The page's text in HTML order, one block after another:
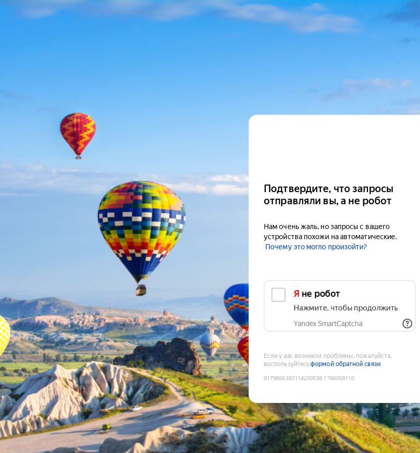
Подтвердите, что запросы
отправляли вы, а не робот
Нам очень жаль, но запросы с вашего
устройства похожи на автоматические.
Почему это могло произойти?
Я не робот
Нажмите, чтобы продолжить
Yandex SmartCaptcha
Если у вас возникли проблемы, пожалуйста,
воспользуйтесьформой обратной связи
9179866350114230538:1786058110